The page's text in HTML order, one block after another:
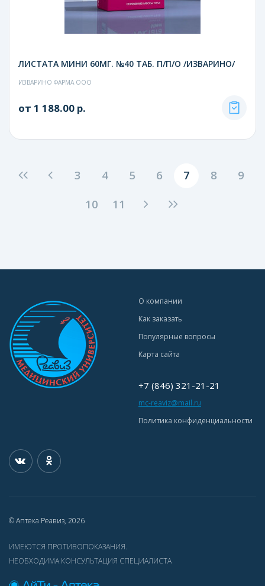
ЛИСТАТА МИНИ 60МГ. №40 ТАБ. П/П/О /ИЗВАРИНО/
ИЗВАРИНО ФАРМА ООО
от 1 188.00 р.
3 4 5 6 7 8
9
10
11
О компании
Как заказать
Популярные вопросы
Карта сайта
+7 (846) 321-21-21
mc-reaviz@mail.ru
Политика конфиденциальности
© Аптека Реавиз, 2026
ИМЕЮТСЯ ПРОТИВОПОКАЗАНИЯ.
НЕОБХОДИМА КОНСУЛЬТАЦИЯ СПЕЦИАЛИСТА